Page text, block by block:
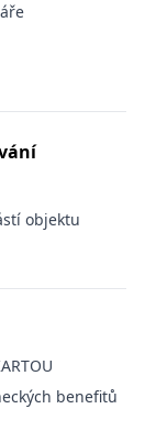
objektu
benefitů